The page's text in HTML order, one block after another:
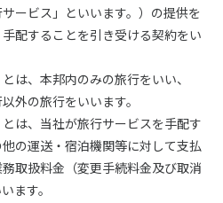
ービス」といいます。）の提供を
配することを引き受ける契約をい
は、本邦内のみの旅行をいい、
外の旅行をいいます。
は、当社が旅行サービスを手配す
の運送・宿泊機関等に対して支払
取扱料金（変更手続料金及び取消
ます。